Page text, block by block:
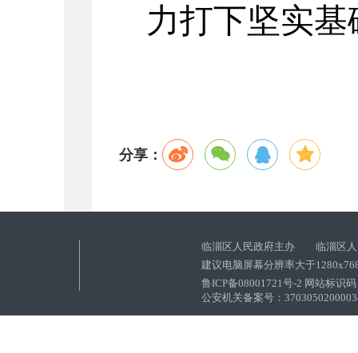
力打下坚实基
分享：
临淄区人民政府主办 临淄区人
建议电脑屏幕分辨率大于
鲁ICP备08001721号-2 网站标识
公安机关备案号：